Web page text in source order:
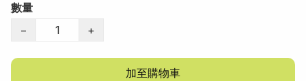
數量
−
+
加至購物車